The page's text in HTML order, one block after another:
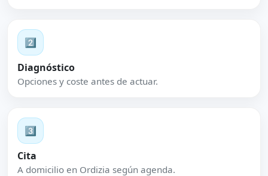
2️⃣
Diagnóstico
Opciones y coste antes de actuar.
3️⃣
Cita
A domicilio en Ordizia según agenda.